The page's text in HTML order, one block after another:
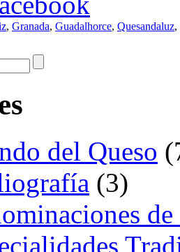
, Granada, Guadalhorce, Quesandaluz,
del Queso
(3)